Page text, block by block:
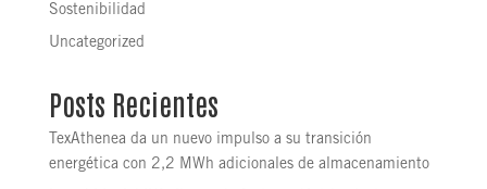
Sostenibilidad
Uncategorized
Posts Recientes
TexAthenea da un nuevo impulso a su transición
energética con 2,2 MWh adicionales de almacenamiento